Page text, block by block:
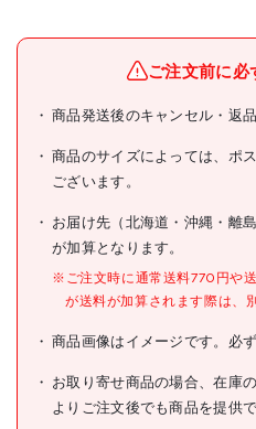
ブランド名
商品名
型式
JANコード
仕様
ご注文前に必
商品発送後のキャンセル・返
商品のサイズによっては、ポ
ございます。
お届け先（北海道・沖縄・離
が加算となります。
※ご注文時に通常送料770円や
が送料が加算されます際は、
商品画像はイメージです。必
お取り寄せ商品の場合、在庫
よりご注文後でも商品を提供